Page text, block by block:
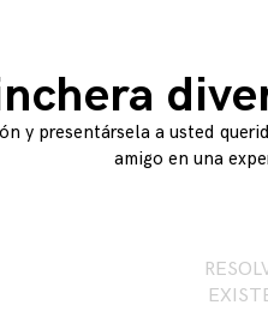
y presentársela a usted
amigo en una
de